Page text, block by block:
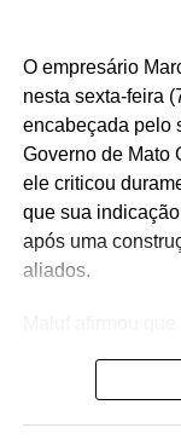
O empresário
nesta sexta-feira
encabeçada pelo
Governo de Mato
ele criticou
que sua
após uma
aliados.
foi tomada na